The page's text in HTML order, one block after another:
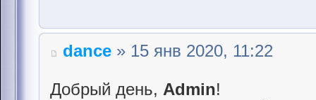
dance » 15 янв 2020, 11:22
Добрый день, Admin!